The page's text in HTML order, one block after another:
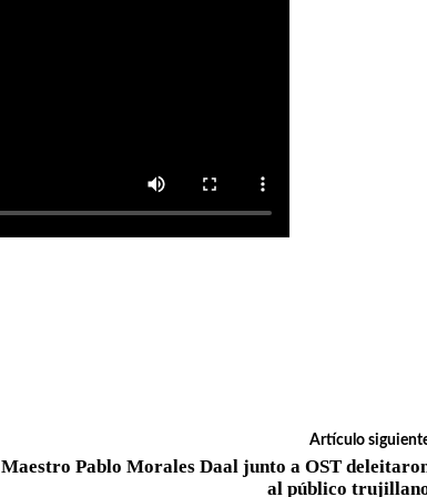
Artículo
Maestro Pablo Morales Daal junto a OST
al público